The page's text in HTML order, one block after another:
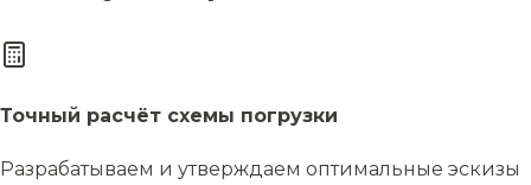
Точный расчёт схемы погрузки
Разрабатываем и утверждаем оптимальные эскизы